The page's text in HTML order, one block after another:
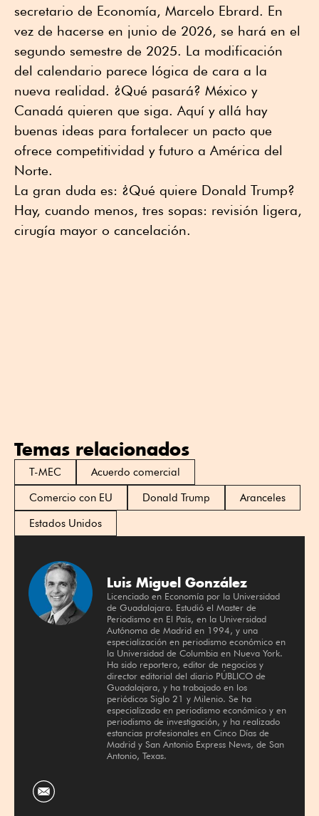
secretario de Economía, Marcelo Ebrard. En
vez de hacerse en junio de 2026, se hará en el
segundo semestre de 2025. La modificación
del calendario parece lógica de cara a la
nueva realidad. ¿Qué pasará? México y
Canadá quieren que siga. Aquí y allá hay
buenas ideas para fortalecer un pacto que
ofrece competitividad y futuro a América del
Norte.
La gran duda es: ¿Qué quiere Donald Trump?
Hay, cuando menos, tres sopas: revisión ligera,
cirugía mayor o cancelación.
Temas relacionados
T-MEC
Acuerdo comercial
Comercio con EU
Donald Trump
Aranceles
Estados Unidos
Luis Miguel González
Licenciado en Economía por la Universidad
de Guadalajara. Estudió el Master de
Periodismo en El País, en la Universidad
Autónoma de Madrid en 1994, y una
especialización en periodismo económico en
la Universidad de Columbia en Nueva York.
Ha sido reportero, editor de negocios y
director editorial del diario PÚBLICO de
Guadalajara, y ha trabajado en los
periódicos Siglo 21 y Milenio. Se ha
especializado en periodismo económico y en
periodismo de investigación, y ha realizado
estancias profesionales en Cinco Días de
Madrid y San Antonio Express News, de San
Antonio, Texas.